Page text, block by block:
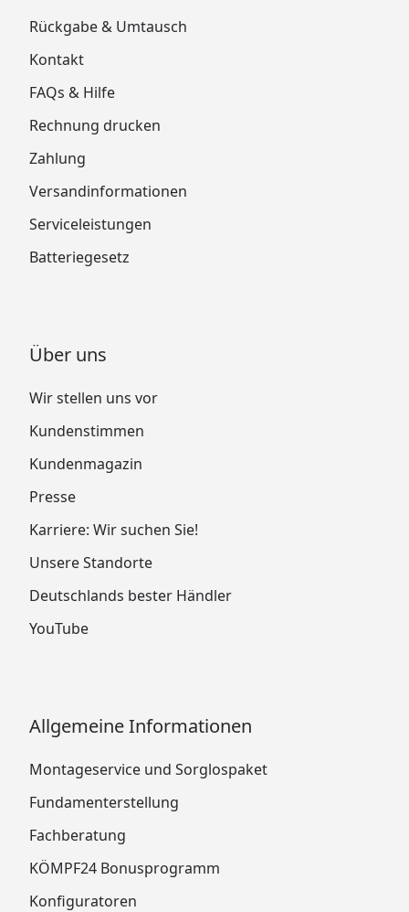
Rückgabe & Umtausch
Kontakt
FAQs & Hilfe
Rechnung drucken
Zahlung
Versandinformationen
Serviceleistungen
Batteriegesetz
Über uns
Wir stellen uns vor
Kundenstimmen
Kundenmagazin
Presse
Karriere: Wir suchen Sie!
Unsere Standorte
Deutschlands bester Händler
YouTube
Allgemeine Informationen
Montageservice und Sorglospaket
Fundamenterstellung
Fachberatung
KÖMPF24 Bonusprogramm
Konfiguratoren